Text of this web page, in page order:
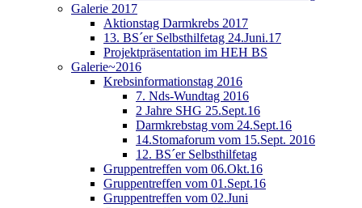
Galerie 2017
Aktionstag Darmkrebs 2017
13. BS´er Selbsthilfetag 24.Juni.17
Projektpräsentation im HEH BS
Galerie~2016
Krebsinformationstag 2016
7. Nds-Wundtag 2016
2 Jahre SHG 25.Sept.16
Darmkrebstag vom 24.Sept.16
14.Stomaforum vom 15.Sept. 2016
12. BS´er Selbsthilfetag
Gruppentreffen vom 06.Okt.16
Gruppentreffen vom 01.Sept.16
Gruppentreffen vom 02.Juni